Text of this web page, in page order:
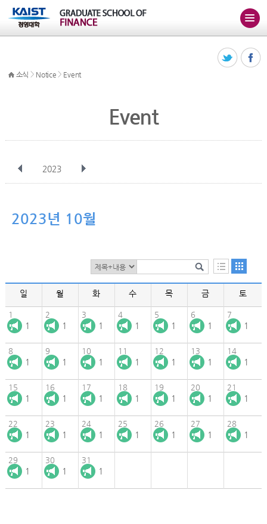
소식 > Notice > Event
Event
2023
12월
2023년 10월
일 월 화 수 목 금 토
1
1
2
1
3
1
4
1
5
1
6
1
7
1
8
1
9
1
10
1
11
1
12
1
13
1
14
1
15
1
16
1
17
1
18
1
19
1
20
1
21
1
22
1
23
1
24
1
25
1
26
1
27
1
28
1
29
1
30
1
31
1